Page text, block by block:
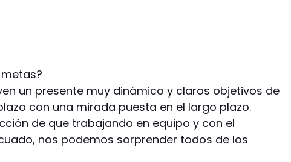
un presente muy dinámico y claros objetivos de
con una mirada puesta en el largo plazo.
de que trabajando en equipo y con el
nos podemos sorprender todos de los